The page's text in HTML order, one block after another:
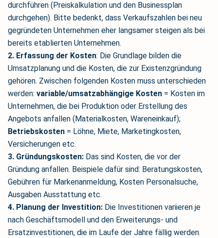
durchführen (Preiskalkulation und den Businessplan
durchgehen). Bitte bedenkt, dass Verkaufszahlen bei neu
gegründeten Unternehmen eher langsamer steigen als bei
bereits etablierten Unternehmen.
2. Erfassung der Kosten: Die Grundlage bilden die
Umsatzplanung und die Kosten, die zur Existenzgründung
gehören. Zwischen folgenden Kosten muss unterschieden
werden: variable/umsatzabhängige Kosten = Kosten im
Unternehmen, die bei Produktion oder Erstellung des
Angebots anfallen (Materialkosten, Wareneinkauf);
Betriebskosten = Löhne, Miete, Marketingkosten,
Versicherungen etc.
3. Gründungskosten: Das sind Kosten, die vor der
Gründung anfallen. Beispiele dafür sind: Beratungskosten,
Gebühren für Markenanmeldung, Kosten Personalsuche,
Ausgaben Ausstattung etc.
4. Planung der Investition: Die Investitionen variieren je
nach Geschäftsmodell und den Erweiterungs- und
Ersatzinvestitionen, die im Laufe der Jahre fällig werden.